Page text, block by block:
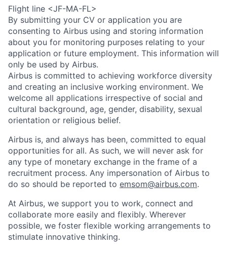
Flight line <JF-MA-FL>
By submitting your CV or application you are
consenting to Airbus using and storing information
about you for monitoring purposes relating to your
application or future employment. This information will
only be used by Airbus.
Airbus is committed to achieving workforce diversity
and creating an inclusive working environment. We
welcome all applications irrespective of social and
cultural background, age, gender, disability, sexual
orientation or religious belief.
Airbus is, and always has been, committed to equal
opportunities for all. As such, we will never ask for
any type of monetary exchange in the frame of a
recruitment process. Any impersonation of Airbus to
do so should be reported to emsom@airbus.com.
At Airbus, we support you to work, connect and
collaborate more easily and flexibly. Wherever
possible, we foster flexible working arrangements to
stimulate innovative thinking.